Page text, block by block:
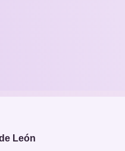
León